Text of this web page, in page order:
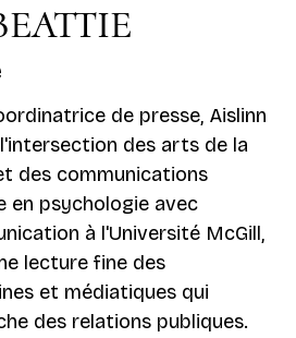
de presse, Aislinn
des arts de la
des communications
en psychologie avec
à l'Université McGill,
lecture fine des
et médiatiques qui
des relations publiques.